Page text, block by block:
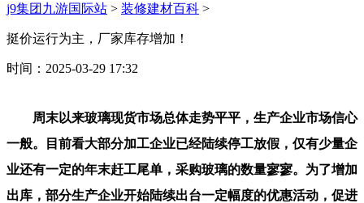
j9集团九游国际站 > 装修建材百科 >
挺价运行为主，厂家库存增加！
时间：2025-03-29 17:32
周末以来玻璃现货市场总体走势平平，生产企业市场信心
一般。目前看大部分加工企业已经陆续停工放假，仅有少量企
业还有一定的年末赶工尾单，采购玻璃的数量寥寥。为了增加
出库，部分生产企业开始陆续出台一定幅度的优惠活动，促进